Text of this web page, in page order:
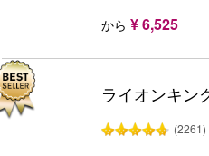
から ¥ 6,525
ライオンキン
(2261)